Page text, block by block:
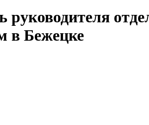
руководителя
в Бежецке